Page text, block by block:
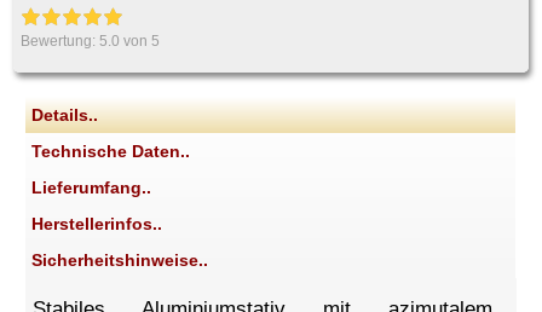
Bewertung:5.0 von 5
Details..
Technische Daten..
Lieferumfang..
Herstellerinfos..
Sicherheitshinweise..